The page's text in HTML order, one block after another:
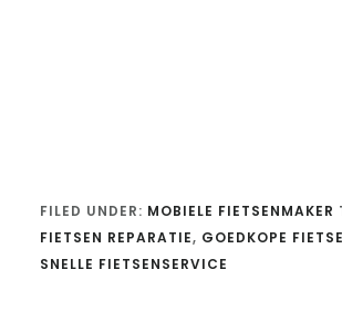
FILED UNDER: MOBIELE FIETSENMAKER
FIETSEN REPARATIE, GOEDKOPE
SNELLE FIETSENSERVICE